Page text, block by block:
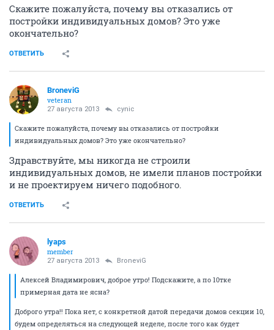
Скажите пожалуйста, почему вы отказались от
постройки индивидуальных домов? Это уже
окончательно?
ОТВЕТИТЬ
BroneviG
veteran
27 августа 2013 cynic
Скажите пожалуйста, почему вы отказались от постройки
индивидуальных домов? Это уже окончательно?
Здравствуйте, мы никогда не строили
индивидуальных домов, не имели планов постройки
и не проектируем ничего подобного.
ОТВЕТИТЬ
lyaps
member
27 августа 2013 BroneviG
Алексей Владимирович, доброе утро! Подскажите, а по 10тке
примерная дата не ясна?
Доброго утра!! Пока нет, с конкретной датой передачи домов секции 10,
будем определяться на следующей неделе, после того как будет